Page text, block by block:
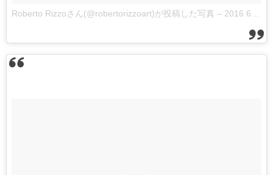
Roberto Rizzoさん(@robertorizzoart)が投稿した写真 – 2016 6月 21 5:12午前 PDT